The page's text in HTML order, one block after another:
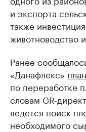
и экспорта
также
животноводство
Ранее
«Данафлекс»
по переработке
словам GR-
ведется поиск
необходимого